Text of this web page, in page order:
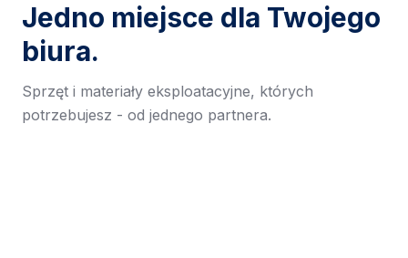
Jedno miejsce dla Twojego
biura.
Sprzęt i materiały eksploatacyjne, których
potrzebujesz - od jednego partnera.